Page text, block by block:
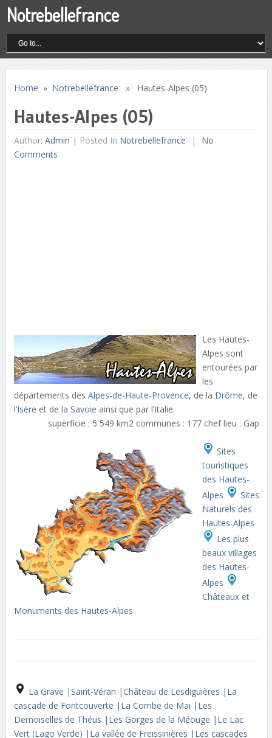
Notrebellefrance
Home » Notrebellefrance » Hautes-Alpes (05)
Hautes-Alpes (05)
Author: Admin | Posted In Notrebellefrance
No
Comments
Les Hautes-
Alpes sont
entourées par
les
départements des Alpes-de-Haute-Provence, de la Drôme, de
l’Isère et de la Savoie ainsi que par l’Italie.
superficie : 5 549 km2 communes : 177 chef lieu : Gap
Sites
touristiques
des Hautes-
Alpes
Sites
Naturels des
Hautes-Alpes
Les plus
beaux villages
des Hautes-
Alpes
Châteaux et
Monuments des Hautes-Alpes
La Grave |Saint-Véran |Château de Lesdiguières | La
cascade de Fontcouverte | La Combe de Mai | Les
Demoiselles de Théus | Les Gorges de la Méouge | Le Lac
Vert (Lago Verde) | La vallée de Freissinières | Les cascades